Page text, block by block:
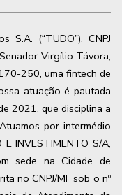
S.A. (“TUDO”), CNPJ
Virgílio Távora,
250, uma fintech de
atuação é pautada
2021, que disciplina a
por intermédio
E INVESTIMENTO S/A,
sede na Cidade de
no CNPJ/MF sob o nº